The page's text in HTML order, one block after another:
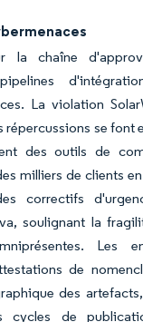
la chaîne
La violation
répercussions se font
des outils de
milliers de clients
correctifs
soulignant la
Les
de
des
cycles de